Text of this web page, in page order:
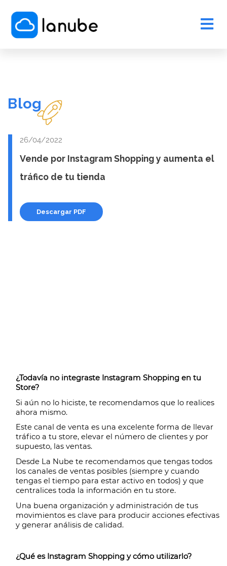
Blog
26/04/2022
Vende por Instagram Shopping y aumenta el
tráfico de tu tienda
Descargar PDF
¿Todavía no integraste Instagram Shopping en tu
Store?
Si aún no lo hiciste, te recomendamos que lo realices
ahora mismo.
Este canal de venta es una excelente forma de llevar
tráfico a tu store, elevar el número de clientes y por
supuesto, las ventas.
Desde La Nube te recomendamos que tengas todos
los canales de ventas posibles (siempre y cuando
tengas el tiempo para estar activo en todos) y que
centralices toda la información en tu store.
Una buena organización y administración de tus
movimientos es clave para producir acciones efectivas
y generar análisis de calidad.
¿Qué es Instagram Shopping y cómo utilizarlo?